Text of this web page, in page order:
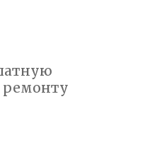
ремонту